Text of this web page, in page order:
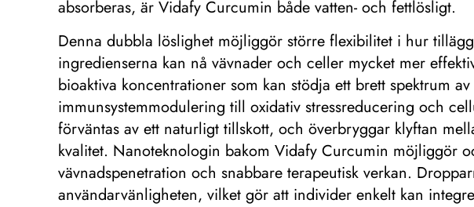
absorberas, är Vidafy Curcumin både vatten- och fettlösligt.
Denna dubbla löslighet möjliggör större flexibilitet i hur
ingredienserna kan nå vävnader och celler mycket mer
bioaktiva koncentrationer som kan stödja ett brett spektrum
immunsystemmodulering till oxidativ stressreducering och
förväntas av ett naturligt tillskott, och överbryggar klyftan
kvalitet. Nanoteknologin bakom Vidafy Curcumin möjliggör
vävnadspenetration och snabbare terapeutisk verkan.
användarvänligheten, vilket gör att individer enkelt kan